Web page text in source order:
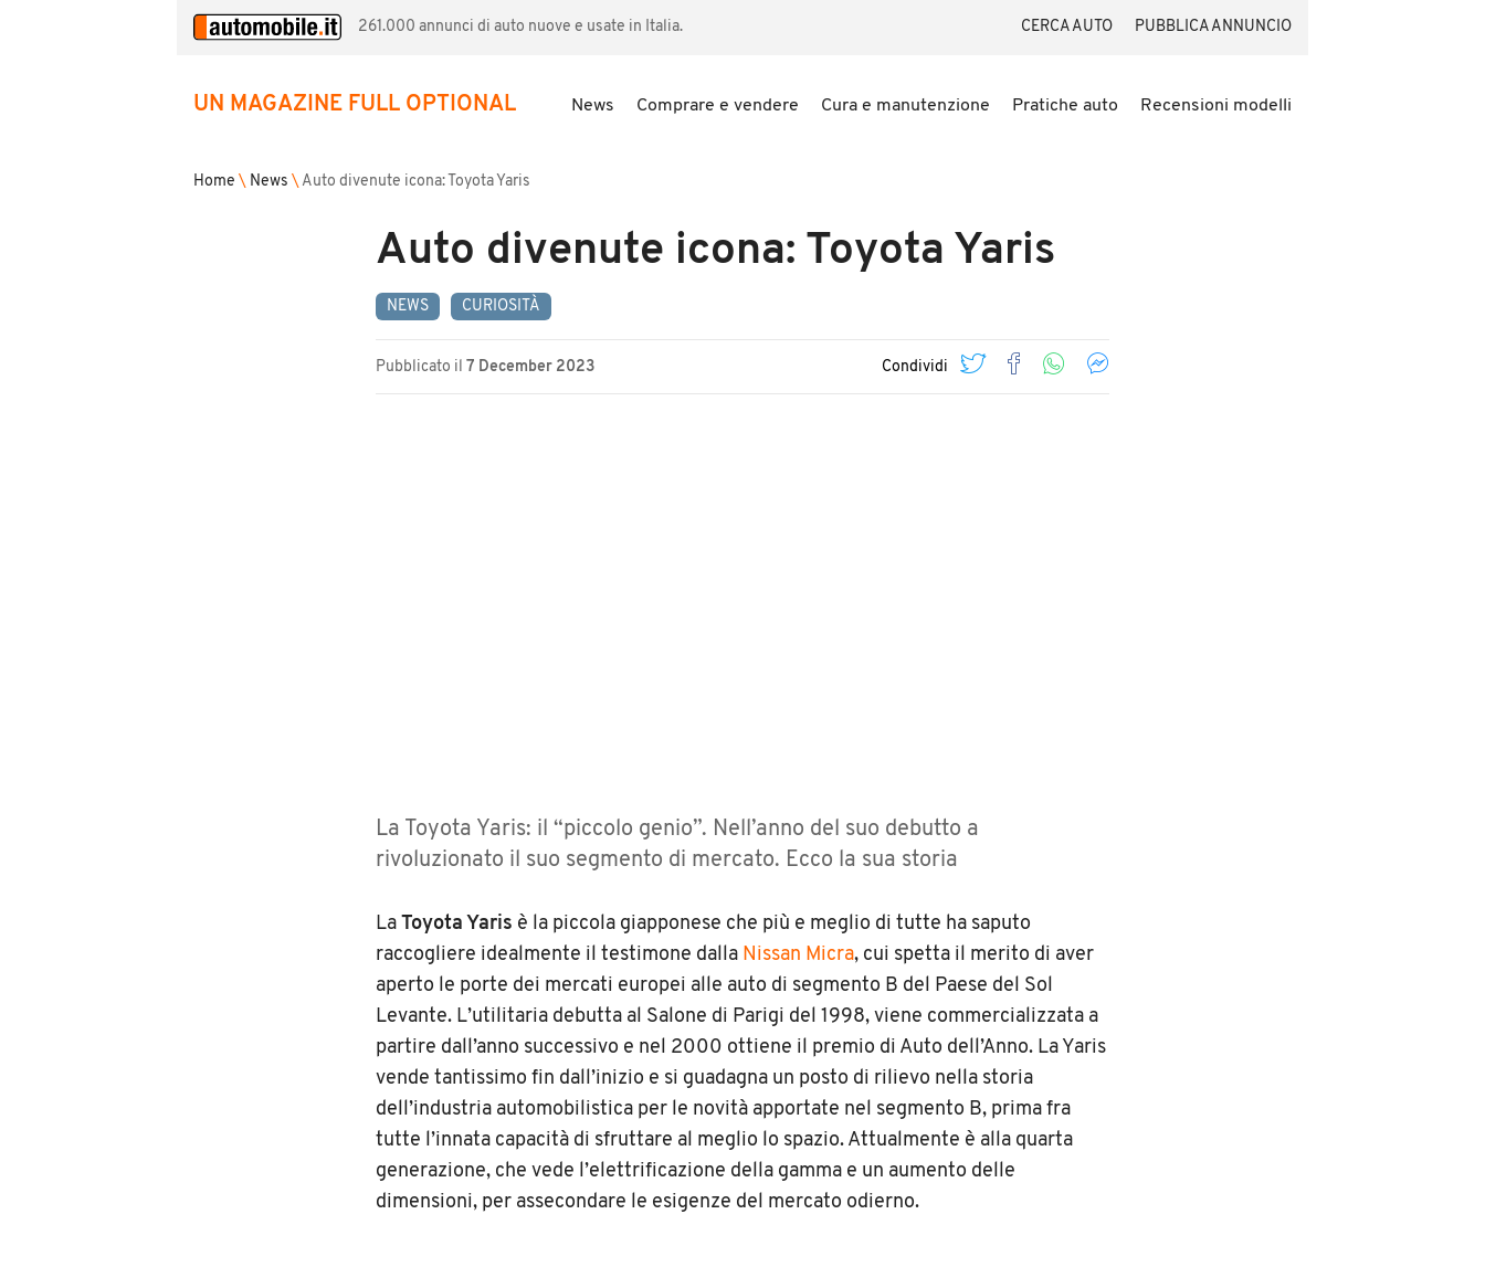
261.000 annunci di auto nuove e usate in Italia. CERCA AUTO PUBBLICA ANNUNCIO
UN MAGAZINE FULL OPTIONAL News Comprare e vendere Cura e manutenzione Pratiche auto Recensioni modelli
Home \ News \ Auto divenute icona: Toyota Yaris
Auto divenute icona: Toyota Yaris
NEWS CURIOSITÀ
Pubblicato il 7 December 2023 Condividi
La Toyota Yaris: il “piccolo genio”. Nell’anno del suo debutto a
rivoluzionato il suo segmento di mercato. Ecco la sua storia
La Toyota Yaris è la piccola giapponese che più e meglio di tutte ha saputo
raccogliere idealmente il testimone dalla Nissan Micra, cui spetta il merito di aver
aperto le porte dei mercati europei alle auto di segmento B del Paese del Sol
Levante. L’utilitaria debutta al Salone di Parigi del 1998, viene commercializzata a
partire dall’anno successivo e nel 2000 ottiene il premio di Auto dell’Anno. La Yaris
vende tantissimo fin dall’inizio e si guadagna un posto di rilievo nella storia
dell’industria automobilistica per le novità apportate nel segmento B, prima fra
tutte l’innata capacità di sfruttare al meglio lo spazio. Attualmente è alla quarta
generazione, che vede l’elettrificazione della gamma e un aumento delle
dimensioni, per assecondare le esigenze del mercato odierno.